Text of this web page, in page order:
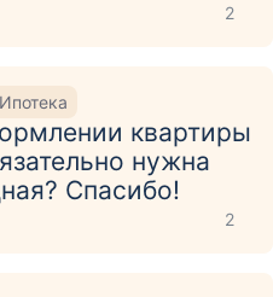
2
Ипотека
квартиры
нужна
Спасибо!
2